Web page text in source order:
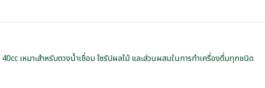
เหมาะสำหรับตวงน้ำเชื่อม ไซรัปผลไม้ และส่วนผสมในการทำเครื่องดื่มทุกชนิด